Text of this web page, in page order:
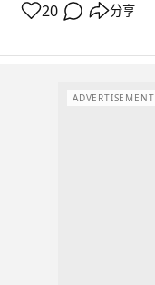
20 分享
ADVERTISEMENT